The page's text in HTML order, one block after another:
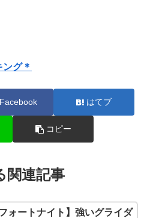
グ＊
Facebook はてブ
コピー
関連記事
フォートナイト】強いグライダ